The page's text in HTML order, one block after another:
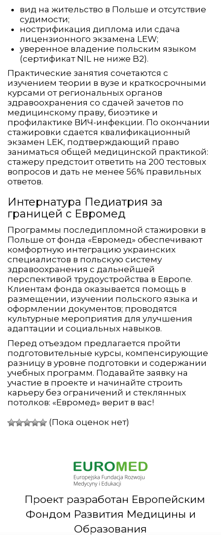
вид на жительство в Польше и отсутствие
судимости;
нострификация диплома или сдача
лицензионного экзамена LEW;
уверенное владение польским языком
(сертификат NIL не ниже B2).
Практические занятия сочетаются с
изучением теории в вузе и краткосрочными
курсами от региональных органов
здравоохранения со сдачей зачетов по
медицинскому праву, биоэтике и
профилактике ВИЧ-инфекции. По окончании
стажировки сдается квалификационный
экзамен LEK, подтверждающий право
заниматься общей медицинской практикой:
стажеру предстоит ответить на 200 тестовых
вопросов и дать не менее 56% правильных
ответов.
Интернатура Педиатрия за
границей с Евромед
Программы последипломной стажировки в
Польше от фонда «Евромед» обеспечивают
комфортную интеграцию украинских
специалистов в польскую систему
здравоохранения с дальнейшей
перспективой трудоустройства в Европе.
Клиентам фонда оказывается помощь в
размещении, изучении польского языка и
оформлении документов; проводятся
культурные мероприятия для улучшения
адаптации и социальных навыков.
Перед отъездом предлагается пройти
подготовительные курсы, компенсирующие
разницу в уровне подготовки и содержании
учебных программ. Подавайте заявку на
участие в проекте и начинайте строить
карьеру без ограничений и стеклянных
потолков: «Евромед» верит в вас!
(Пока оценок нет)
Проект разработан Европейским
Фондом Развития Медицины и
Образования